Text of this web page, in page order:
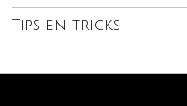
Tips en tricks